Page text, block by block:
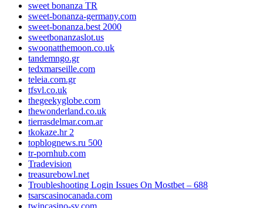
sweet bonanza TR
sweet-bonanza-germany.com
sweet-bonanza.best 2000
sweetbonanzaslot.us
swoonatthemoon.co.uk
tandemngo.gr
tedxmarseille.com
teleia.com.gr
tfsvl.co.uk
thegeekyglobe.com
thewonderland.co.uk
tierrasdelmar.com.ar
tkokaze.hr 2
topblognews.ru 500
tr-pornhub.com
Tradevision
treasurebowl.net
Troubleshooting Login Issues On Mostbet – 688
tsarscasinocanada.com
twincasino-sv.com